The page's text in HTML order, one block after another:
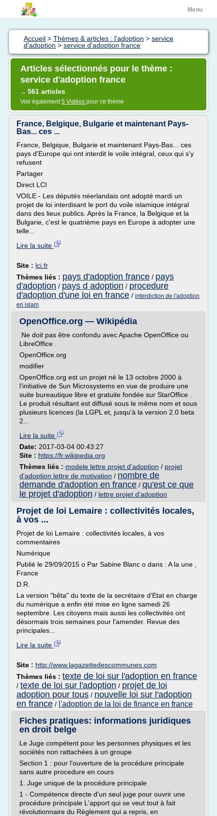
Menu
Accueil > Thèmes & articles : l'adoption > service
d'adoption > service d'adoption france
Articles sélectionnés pour le thème :
service d'adoption france
→ 561 articles
Voir également5 Vidéos pour ce thème
France, Belgique, Bulgarie et maintenant Pays-
Bas... ces ...
France, Belgique, Bulgarie et maintenant Pays-Bas... ces
pays d'Europe qui ont interdit le voile intégral, ceux qui s'y
refusent
Partager
Direct LCI
VOILE - Les députés néerlandais ont adopté mardi un
projet de loi interdisant le port du voile islamique intégral
dans des lieux publics. Après la France, la Belgique et la
Bulgarie, c'est le quatrième pays en Europe à adopter une
telle...
Lire la suite
Site : lci.fr
Thèmes liés : pays d'adoption france / pays
d'adoption / pays d adoption / procedure
d'adoption d'une loi en france / interdiction de l'adoption
en islam
OpenOffice.org — Wikipédia
Ne doit pas être confondu avec Apache OpenOffice ou
LibreOffice .
OpenOffice.org
modifier
OpenOffice.org est un projet né le 13 octobre 2000 à
l'initiative de Sun Microsystems en vue de produire une
suite bureautique libre et gratuite fondée sur StarOffice .
Le produit résultant est diffusé sous le même nom et sous
plusieurs licences (la LGPL et, jusqu'à la version 2.0 beta
2...
Lire la suite
Date: 2017-03-04 00:43:27
Site : https://fr.wikipedia.org
Thèmes liés : modele lettre projet d'adoption / projet
d'adoption lettre de motivation / nombre de
demande d'adoption en france / qu'est ce que
le projet d'adoption / lettre projet d'adoption
Projet de loi Lemaire : collectivités locales,
à vos ...
Projet de loi Lemaire : collectivités locales, à vos
commentaires
Numérique
Publié le 29/09/2015 o Par Sabine Blanc o dans : A la une ,
France
D.R.
La version "bêta" du texte de la secrétaire d'Etat en charge
du numérique a enfin été mise en ligne samedi 26
septembre. Les citoyens mais aussi les collectivités ont
désormais trois semaines pour l'amender. Revue des
principales...
Lire la suite
Site : http://www.lagazettedescommunes.com
Thèmes liés : texte de loi sur l'adoption en france
/ texte de loi sur l'adoption / projet de loi
adoption pour tous / nouvelle loi sur l'adoption
en france / l'adoption de la loi de finance en france
Fiches pratiques: informations juridiques
en droit belge
Le Juge compétent pour les personnes physiques et les
sociétés non rattachées à un groupe
Section 1 : pour l'ouverture de la procédure principale
sans autre procedure en cours
1. Juge unique de la procédure principale
1 - Compétence directe d'un seul juge pour ouvrir une
procédure principale L'apport qui se veut tout à fait
révolutionnaire du Règlement qui a repris, en